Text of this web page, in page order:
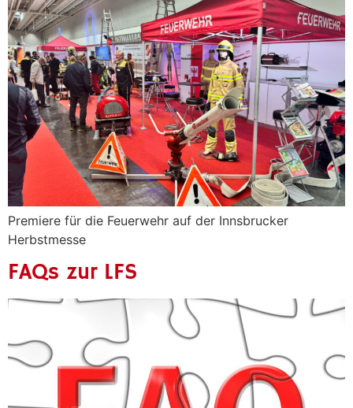
Premiere für die Feuerwehr auf der Innsbrucker
Herbstmesse
FAQs zur LFS